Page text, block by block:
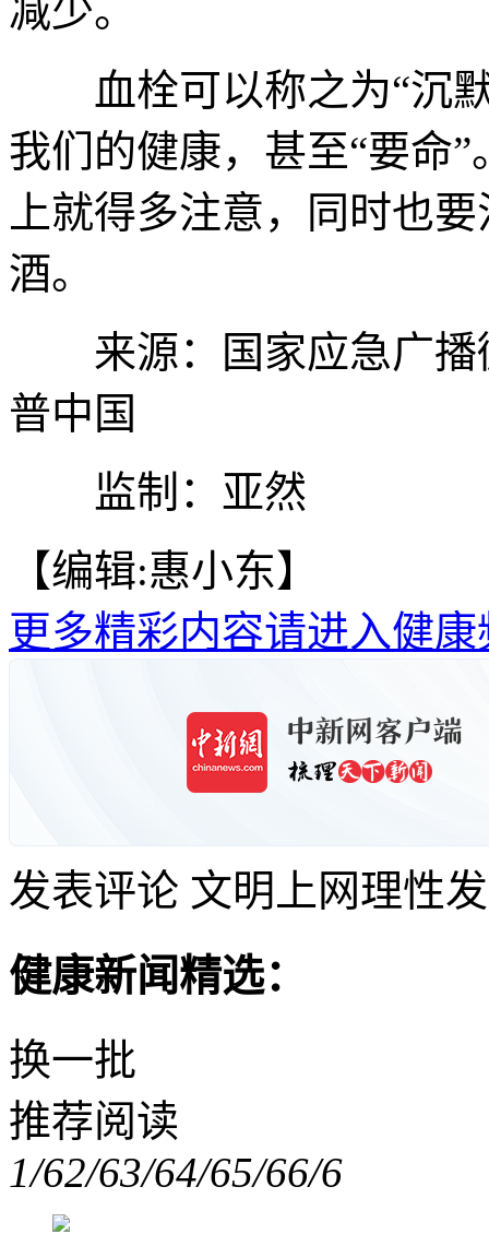
减少。
血栓可以称之为“沉默
我们的健康，甚至“要命
上就得多注意，同时也
酒。
来源：国家应急广播
普中国
监制：亚然
【编辑:惠小东】
更多精彩内容请进入健康
发表评论 文明上网理性
健康新闻精选：
换一批
推荐阅读
1/62/63/64/65/66/6